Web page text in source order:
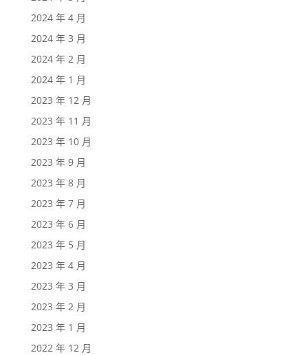
2024 年 4 月
2024 年 3 月
2024 年 2 月
2024 年 1 月
2023 年 12 月
2023 年 11 月
2023 年 10 月
2023 年 9 月
2023 年 8 月
2023 年 7 月
2023 年 6 月
2023 年 5 月
2023 年 4 月
2023 年 3 月
2023 年 2 月
2023 年 1 月
2022 年 12 月